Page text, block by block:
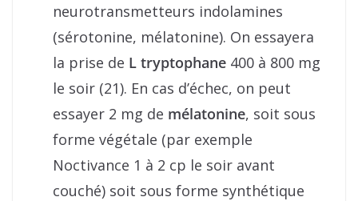
neurotransmetteurs indolamines
(sérotonine, mélatonine). On essayera
la prise de L tryptophane 400 à 800 mg
le soir (21). En cas d’échec, on peut
essayer 2 mg de mélatonine, soit sous
forme végétale (par exemple
Noctivance 1 à 2 cp le soir avant
couché) soit sous forme synthétique